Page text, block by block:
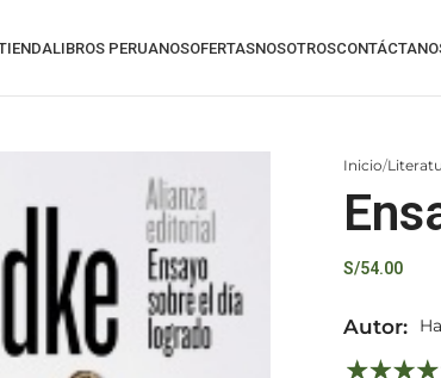
LIBROS PERUANOSOFERTASNOSOTROS
Inicio
S/54.00
Autor: